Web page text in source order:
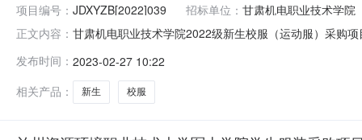
项目编号： JDXYZB[2022]039 招标单位： 甘肃机电职业技术学院
正文内容： 甘肃机电职业技术学院2022级新生校服（运动服）采购
四、主要标的信息序号物资名称品牌、规格型号生产（
发布时间： 2023-02-27 10:22
相关产品：
新生 校服